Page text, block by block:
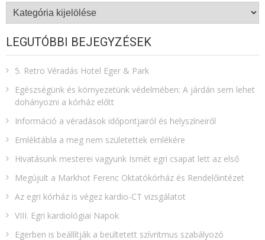
Kategóriák
LEGUTÓBBI BEJEGYZÉSEK
5. Retro Véradás Hotel Eger & Park
Egészségünk és környezetünk védelmében: A járdán sem lehet
dohányozni a kórház előtt
Információ a véradások időpontjairól és helyszíneiről
Emléktábla a meg nem születettek emlékére​
Hivatásunk mesterei vagyunk Ismét egri csapat lett az első
Megújult a Markhot Ferenc Oktatókórház és Rendelőintézet
Az egri kórház is végez kardio-CT vizsgálatot
VIII. Egri kardiológiai Napok
Egerben is beállítják a beültetett szívritmus szabályozó